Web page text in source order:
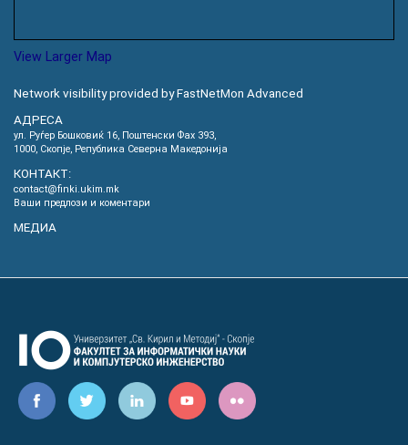
View Larger Map
Network visibility provided by FastNetMon Advanced
АДРЕСА
ул. Руѓер Бошковиќ 16, Пoштенски Фах 393,
1000, Скопје, Република Северна Македонија
КОНТАКТ:
contact@finki.ukim.mk
Ваши предлози и коментари
МЕДИА